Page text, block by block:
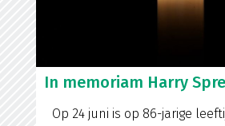
In memoriam Harry
Op 24 juni is op 86-jarige